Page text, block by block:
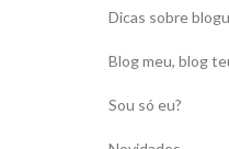
Dicas sobre
Blog meu, blog
Sou só eu?